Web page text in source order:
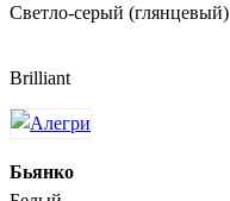
Светло-серый (глянцевый)
Brilliant
Бьянко